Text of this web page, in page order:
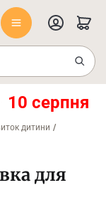
10 серпня
дитини /
для